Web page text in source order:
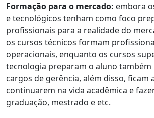
Formação para o mercado: embora
e tecnológicos tenham como foco
profissionais para a realidade do
os cursos técnicos formam
operacionais, enquanto os cursos
tecnologia preparam o aluno também
cargos de gerência, além disso, ficam
continuarem na vida acadêmica e
graduação, mestrado e etc.